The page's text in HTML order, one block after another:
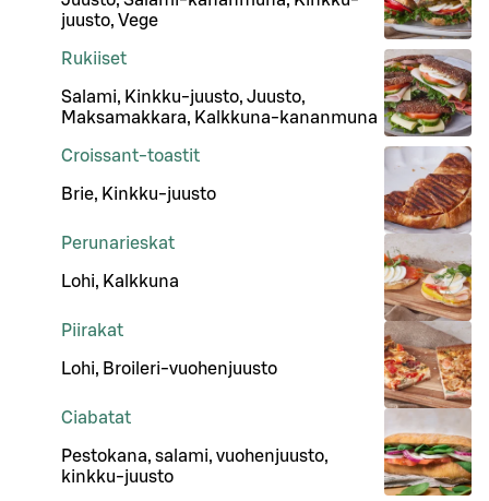
juusto, Vege
Rukiiset
Salami, Kinkku-juusto, Juusto,
Maksamakkara, Kalkkuna-kananmuna
Croissant-toastit
Brie, Kinkku-juusto
Perunarieskat
Lohi, Kalkkuna
Piirakat
Lohi, Broileri-vuohenjuusto
Ciabatat
Pestokana, salami, vuohenjuusto,
kinkku-juusto